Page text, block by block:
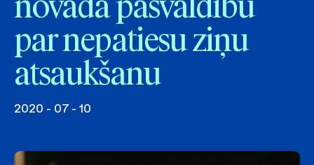
novada pašvaldību
par nepatiesu ziņu
atsaukšanu
2020 - 07 - 10